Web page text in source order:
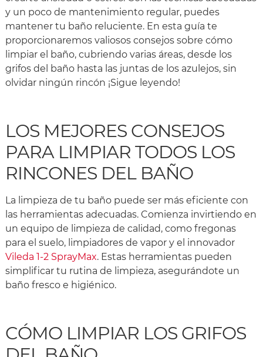
y un poco de mantenimiento regular, puedes
mantener tu baño reluciente. En esta guía te
proporcionaremos valiosos consejos sobre cómo
limpiar el baño, cubriendo varias áreas, desde los
grifos del baño hasta las juntas de los azulejos, sin
olvidar ningún rincón ¡Sigue leyendo!
LOS MEJORES CONSEJOS
PARA LIMPIAR TODOS LOS
RINCONES DEL BAÑO
La limpieza de tu baño puede ser más eficiente con
las herramientas adecuadas. Comienza invirtiendo en
un equipo de limpieza de calidad, como fregonas
para el suelo, limpiadores de vapor y el innovador
Vileda 1-2 SprayMax. Estas herramientas pueden
simplificar tu rutina de limpieza, asegurándote un
baño fresco e higiénico.
CÓMO LIMPIAR LOS GRIFOS